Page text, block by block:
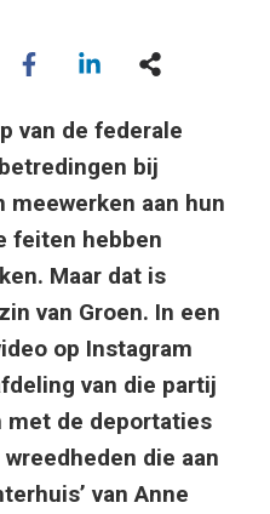
van de federale
bij
aan hun
feiten hebben
Maar dat is
van Groen. In een
op Instagram
van die partij
met de deportaties
die aan
van Anne